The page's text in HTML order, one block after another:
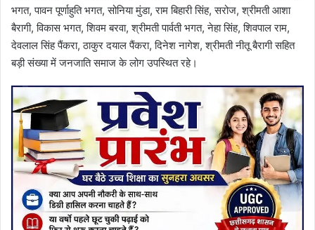
भगत, पावन पूर्णाहुति भगत, सोनिया मुंडा, राम बिहारी सिंह, सरोज, श्रीमती आशा
बैरागी, विकास भगत, शिवम बरवा, श्रीमती पार्वती भगत, नेहा सिंह, शिवपाल राम,
देवलाल सिंह पैंकरा, ठाकुर दयाल पैंकरा, दिनेश नागेश, श्रीमती नीतू बैरागी सहित
बड़ी संख्या में जनजाति समाज के लोग उपस्थित रहे।